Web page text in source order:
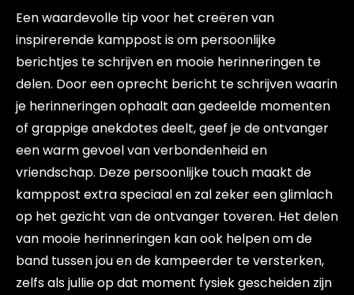
Een waardevolle tip voor het creëren van
inspirerende kamppost is om persoonlijke
berichtjes te schrijven en mooie herinneringen te
delen. Door een oprecht bericht te schrijven waarin
je herinneringen ophaalt aan gedeelde momenten
of grappige anekdotes deelt, geef je de ontvanger
een warm gevoel van verbondenheid en
vriendschap. Deze persoonlijke touch maakt de
kamppost extra speciaal en zal zeker een glimlach
op het gezicht van de ontvanger toveren. Het delen
van mooie herinneringen kan ook helpen om de
band tussen jou en de kampeerder te versterken,
zelfs als jullie op dat moment fysiek gescheiden zijn